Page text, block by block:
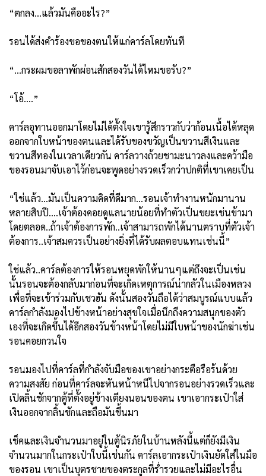
“ตกลง...แล้วมันคืออะไร?”
รอนได้ส่งคำร้องขอของตนให้แก่คาร์ลโดยทันที
“...กระผมขอลาพักผ่อนสักสองวันได้ไหมขอรับ?”
“โอ้....”
คาร์ลอุทานออกมาโดยไม่ได้ตั้งใจเขารู้สึกราวกับว่าก้อนเนื้อได้หลุด
ออกจากใบหน้าของตนและได้รับของขวัญเป็นขวานสีเงินและ
ขวานสีทองในเวลาเดียวกัน คาร์ลวางถ้วยชามะนาวลงและคว้ามือ
ของรอนมาจับเอาไว้ก่อนจะพูดอย่างรวดเร็วกว่าปกติที่เขาเคยเป็น
“ใช่แล้ว...มันเป็นความคิดที่ดีมาก...รอนเจ้าทำงานหนักมานาน
หลายสิบปี....เจ้าต้องคอยดูแลนายน้อยที่ทำตัวเป็นขยะเช่นข้ามา
โดยตลอด..ถ้าเจ้าต้องการพัก..เจ้าสามารถพักได้นานตราบที่ตัวเจ้า
ต้องการ..เจ้าสมควรเป็นอย่างยิ่งที่ได้รับผลตอบแทนเช่นนี้”
ใช่แล้ว..คาร์ลต้องการให้รอนหยุดพักให้นานๆแต่ถึงจะเป็นเช่น
นั้นรอนจะต้องกลับมาก่อนที่จะเกิดเหตุการณ์น่ากลัวในเมืองหลวง
เพื่อที่จะเข้าร่วมกับเชวฮัน ดังนั้นสองวันถือได้ว่าสมบูรณ์แบบแล้ว
คาร์ลกำลังมองไปข้างหน้าอย่างสุขใจเมื่อนึกถึงความสนุกของตัว
เองที่จะเกิดขึ้นได้อีกสองวันข้างหน้าโดยไม่มีใบหน้าของนักฆ่าเช่น
รอนคอยกวนใจ
รอนมองไปที่คาร์ลที่กำลังจับมือของเขาอย่างกระตือรือร้นด้วย
ความสงสัย ก่อนที่คาร์ลจะหันหน้าหนีไปจากรอนอย่างรวดเร็วและ
เปิดลิ้นชักจากตู้ที่ตั้งอยู่ข้างเตียงนอนของตน เขาเอากระเป๋าใส่
เงินออกจากลิ้นชักและถือมันขึ้นมา
เช็คและเงินจำนวนมาอยู่ในตู้นิรภัยในบ้านหลังนี้แต่ก็ยังมีเงิน
จำนวนมากในกระเป๋าใบนี้เช่นกัน คาร์ลเอากระเป๋าเงินยัดใส่ในมือ
ของรอน เขาเป็นบุตรชายของตระกูลที่ร่ำรวยและไม่มีอะไรอื่น